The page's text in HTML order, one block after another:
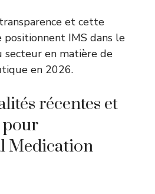
et cette
positionnent IMS dans le
en matière de
en 2026.
récentes et
pour
Medication